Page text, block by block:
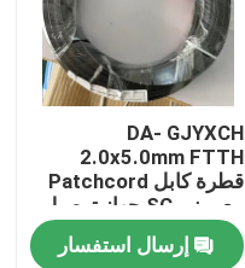
DA- GJYXCH
2.0x5.0mm FTTH
قطرة كابل Patchcord
مع ميني SC جهاز توصيل
مضاد للماء والمتصل من
خلال الأنابيبإرسال استفسار